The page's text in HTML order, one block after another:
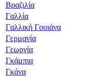
Βραζιλία
Γαλλία
Γαλλική Γουιάνα
Γερμανία
Γεωργία
Γκάμπια
Γκάνα